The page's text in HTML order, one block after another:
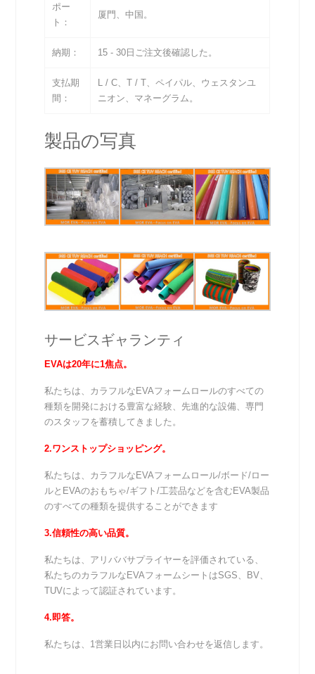
ポー
ト：
厦門、中国。
納期： 15 - 30日ご注文後確認した。
支払期
間：
L / C、T / T、ペイパル、ウェスタンユ
ニオン、マネーグラム。
製品の写真
サービスギャランティ
EVAは20年に1焦点。
私たちは、カラフルなEVAフォームロールのすべての
種類を開発における豊富な経験、先進的な設備、専門
のスタッフを蓄積してきました。
2.ワンストップショッピング。
私たちは、カラフルなEVAフォームロール/ボード/ロー
ルとEVAのおもちゃ/ギフト/工芸品などを含むEVA製品
のすべての種類を提供することができます
3.信頼性の高い品質。
私たちは、アリババサプライヤーを評価されている、
私たちのカラフルなEVAフォームシートはSGS、BV、
TUVによって認証されています。
4.即答。
私たちは、1営業日以内にお問い合わせを返信します。